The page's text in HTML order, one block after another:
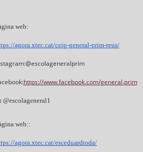
web:
agora.xtec.cat/ceip-general-prim-reus/
https://www.facebook.com/general.prim
@escolageneral1
web::
agora.xtec.cat/esceduardtoda/